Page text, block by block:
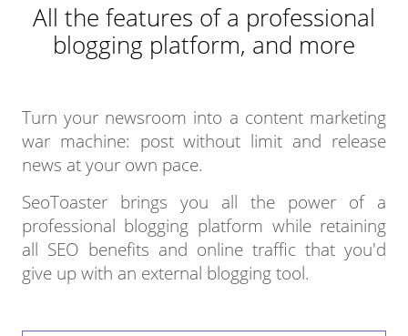
All the features of a professional
blogging platform, and more
Turn your newsroom into a content marketing
war machine: post without limit and release
news at your own pace.
SeoToaster brings you all the power of a
professional blogging platform while retaining
all SEO benefits and online traffic that you'd
give up with an external blogging tool.